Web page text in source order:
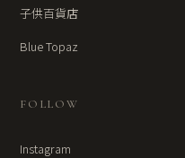
子供百貨店
Blue Topaz
FOLLOW
Instagram